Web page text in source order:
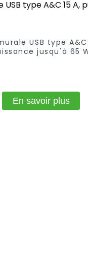
USB type A&C
jusqu'à 65
En savoir plus